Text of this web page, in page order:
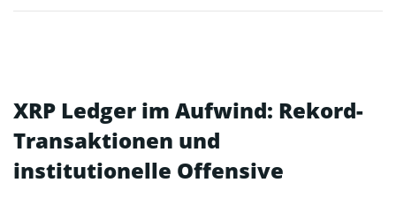
XRP Ledger im Aufwind: Rekord-
Transaktionen und
institutionelle Offensive